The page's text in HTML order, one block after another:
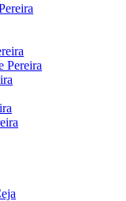
Pereira